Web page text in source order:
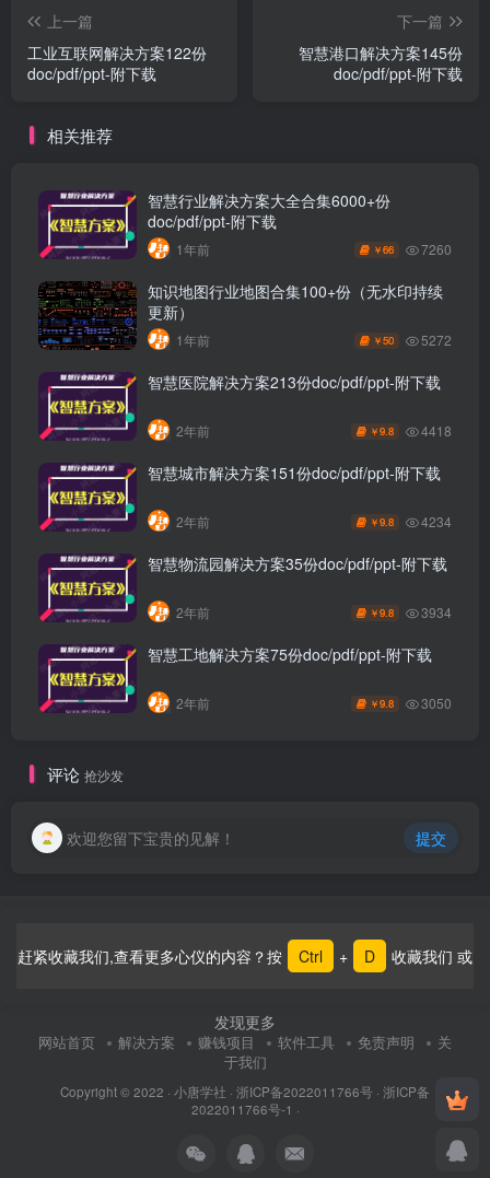
上一篇
工业互联网解决方案122份
doc/pdf/ppt-附下载
下一篇
智慧港口解决方案145份
doc/pdf/ppt-附下载
相关推荐
智慧行业解决方案大全合集6000+份
doc/pdf/ppt-附下载
1年前 ￥66 7260
知识地图行业地图合集100+份（无水印持续
更新）
1年前 ￥50 5272
智慧医院解决方案213份doc/pdf/ppt-附下载
2年前 ￥9.8 4418
智慧城市解决方案151份doc/pdf/ppt-附下载
2年前 ￥9.8 4234
智慧物流园解决方案35份doc/pdf/ppt-附下载
2年前 ￥9.8 3934
智慧工地解决方案75份doc/pdf/ppt-附下载
2年前 ￥9.8 3050
评论 抢沙发
欢迎您留下宝贵的见解！ 提交
赶紧收藏我们,查看更多心仪的内容？按 Ctrl + D 收藏我们 或
发现更多
网站首页 解决方案 赚钱项目 软件工具 免责声明
关
于我们
Copyright © 2022 · 小唐学社 · 浙ICP备2022011766号 · 浙ICP备
2022011766号-1 ·